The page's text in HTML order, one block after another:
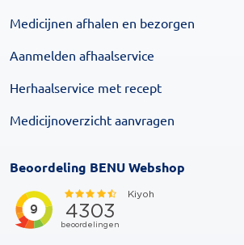
Medicijnen afhalen en bezorgen
Aanmelden afhaalservice
Herhaalservice met recept
Medicijnoverzicht aanvragen
Beoordeling BENU Webshop